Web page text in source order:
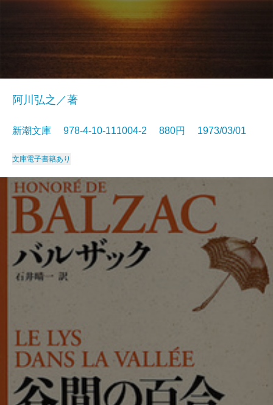
阿川弘之／著
新潮文庫 978-4-10-111004-2 880円 1973/03/01
文庫電子書籍あり